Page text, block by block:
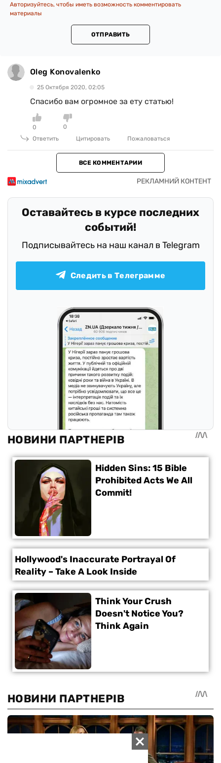
Авторизуйтесь, чтобы иметь возможность комментировать
материалы
ОТПРАВИТЬ
Oleg Konovalenko
25 Октября 2020, 02:05
Спасибо вам огромное за ету статью!
0
0
Ответить
Цитировать Пожаловаться
ВСЕ КОММЕНТАРИИ
Оставайтесь в курсе последних
событий!
Подписывайтесь на наш канал в Telegram
Следить в Телеграмме